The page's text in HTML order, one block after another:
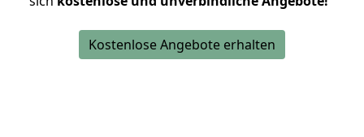
Kostenlose Angebote erhalten